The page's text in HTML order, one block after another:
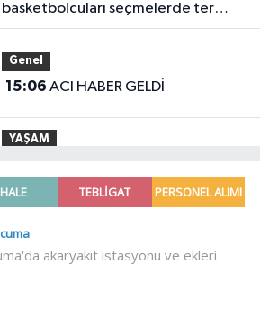
basketbolcuları seçmelerde ter
döktü
Genel
15:06 ACI HABER GELDİ
YAŞAM
konutlarına ziyaret
14:57Gaziantep'te Dülük Baba